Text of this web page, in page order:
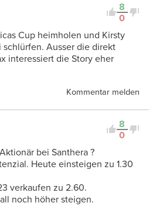
8
0
Cup heimholen und Kirsty
Ausser die direkt
interessiert die Story eher
Kommentar melden
8
0
bei Santhera ?
Heute einsteigen zu 1.30
verkaufen zu 2.60.
noch höher steigen.